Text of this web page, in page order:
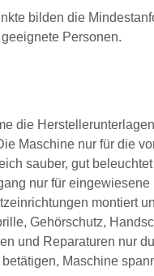
bilden die
Personen.
die
Maschine nur für die
sauber, gut
nur für
montiert
Gehörschutz,
und Reparaturen nur
Maschine